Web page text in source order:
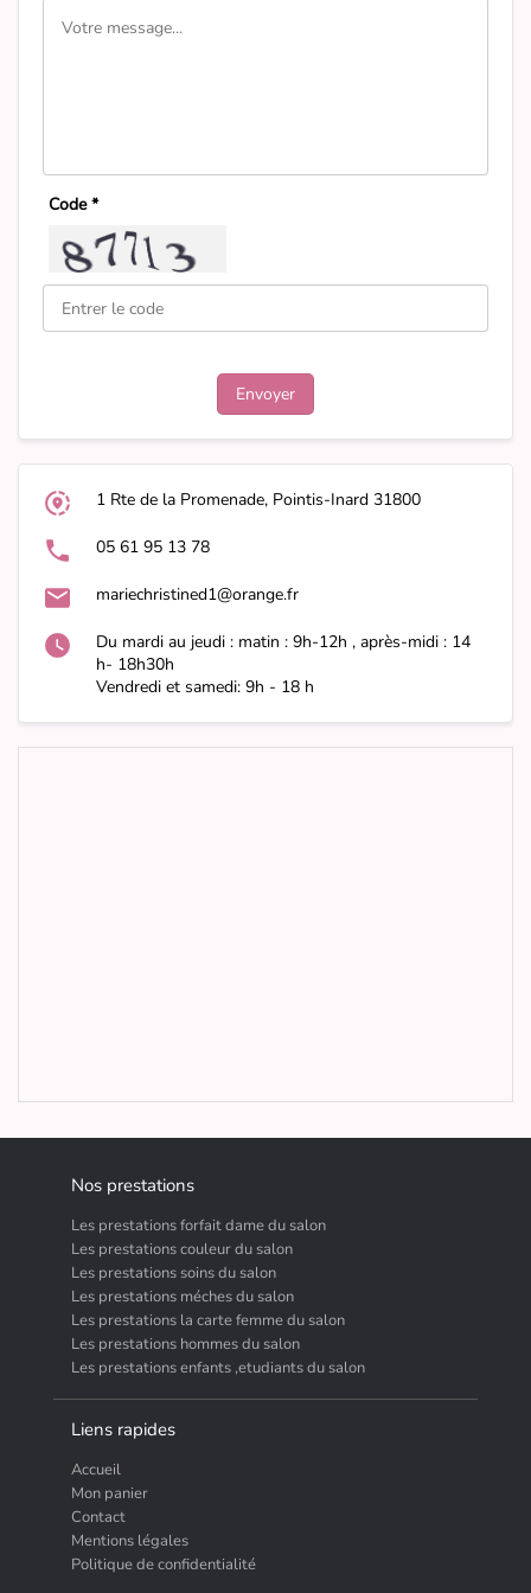
Code *
1 Rte de la Promenade, Pointis-Inard 31800
05 61 95 13 78
mariechristined1@orange.fr
Du mardi au jeudi : matin : 9h-12h , après-midi : 14
h- 18h30h
Vendredi et samedi: 9h - 18 h
Nos prestations
Les prestations forfait dame du salon
Les prestations couleur du salon
Les prestations soins du salon
Les prestations méches du salon
Les prestations la carte femme du salon
Les prestations hommes du salon
Les prestations enfants ,etudiants du salon
Liens rapides
Accueil
Mon panier
Contact
Mentions légales
Politique de confidentialité